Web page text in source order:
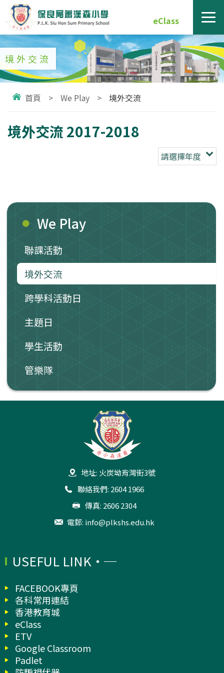
eClass
境外交流
首頁 > We Play > 境外交流
境外交流 2017-2018
請選擇年度
We Play
聯課活動
境外交流
跨學科活動日
主題日
學生活動
管樂隊
地址: 火炭坳背灣街3號
聯絡我們: 2604 1966
傳真: 2606 2304
電郵: info@plkshs.edu.hk
USEFUL LINK
FACEBOOK專頁
各科常用連結
香港教育城
eClass
ETV
Google Classroom
Padlet